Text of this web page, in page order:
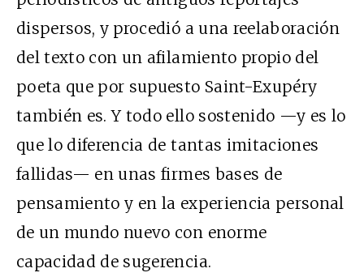
dispersos, y procedió a una reelaboración
del texto con un afilamiento propio del
poeta que por supuesto Saint-Exupéry
también es. Y todo ello sostenido —y es lo
que lo diferencia de tantas imitaciones
fallidas— en unas firmes bases de
pensamiento y en la experiencia personal
de un mundo nuevo con enorme
capacidad de sugerencia.